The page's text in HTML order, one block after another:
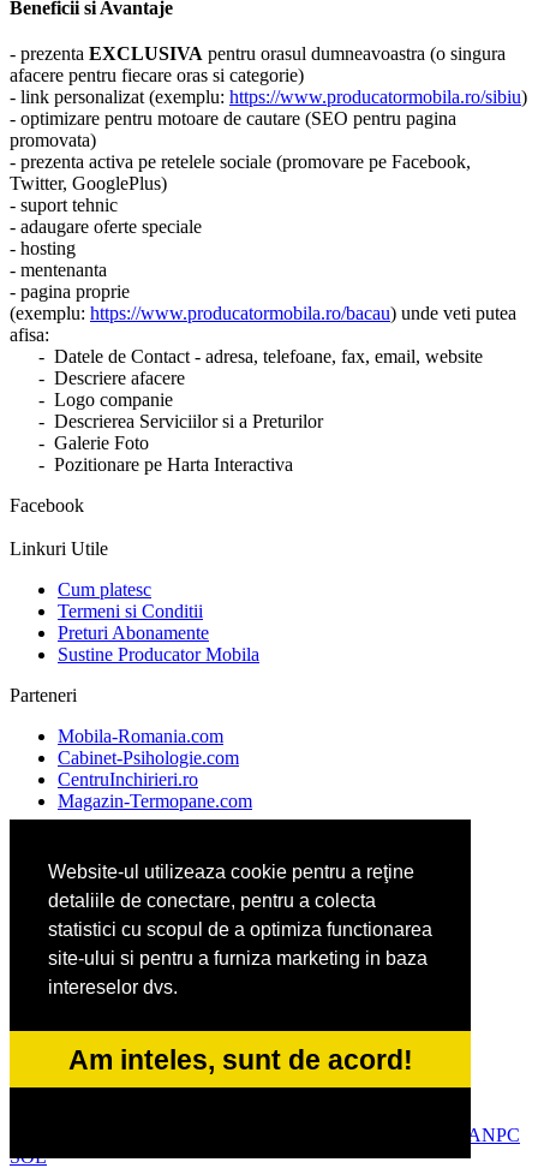
Website-ul utilizeaza cookie pentru a reţine
detaliile de conectare, pentru a colecta
statistici cu scopul de a optimiza functionarea
site-ului si pentru a furniza marketing in baza
intereselor dvs.
Am inteles, sunt de acord!
Beneficii si Avantaje
- prezenta EXCLUSIVA pentru orasul dumneavoastra (o singura
afacere pentru fiecare oras si categorie)
- link personalizat (exemplu: https://www.producatormobila.ro/sibiu)
- optimizare pentru motoare de cautare (SEO pentru pagina
promovata)
- prezenta activa pe retelele sociale (promovare pe Facebook,
Twitter, GooglePlus)
- suport tehnic
- adaugare oferte speciale
- hosting
- mentenanta
- pagina proprie
(exemplu: https://www.producatormobila.ro/bacau) unde veti putea
afisa:
- Datele de Contact - adresa, telefoane, fax, email, website
- Descriere afacere
- Logo companie
- Descrierea Serviciilor si a Preturilor
- Galerie Foto
- Pozitionare pe Harta Interactiva
Facebook
Linkuri Utile
Cum platesc
Termeni si Conditii
Preturi Abonamente
Sustine Producator Mobila
Parteneri
Mobila-Romania.com
Cabinet-Psihologie.com
CentruInchirieri.ro
Magazin-Termopane.com
CentraleBoilere.ro
CramaVinuri.ro
DresajCaine.ro
Medic-Bun.com
Alpinist-Utilitar.com
Birouri-Cadastru.ro
FirmaTractariAuto.ro
Service-Reparatii.com
ANPC
SOL